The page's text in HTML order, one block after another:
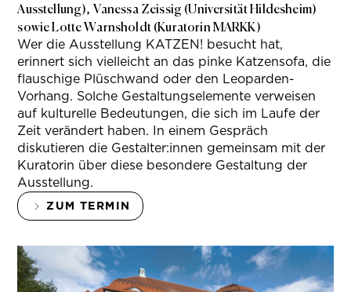
Ausstellung), Vanessa Zeissig (Universität Hildesheim)
sowie Lotte Warnsholdt (Kuratorin MARKK)
Wer die Ausstellung KATZEN! besucht hat,
erinnert sich vielleicht an das pinke Katzensofa, die
flauschige Plüschwand oder den Leoparden-
Vorhang. Solche Gestaltungselemente verweisen
auf kulturelle Bedeutungen, die sich im Laufe der
Zeit verändert haben. In einem Gespräch
diskutieren die Gestalter:innen gemeinsam mit der
Kuratorin über diese besondere Gestaltung der
Ausstellung.
ZUM TERMIN